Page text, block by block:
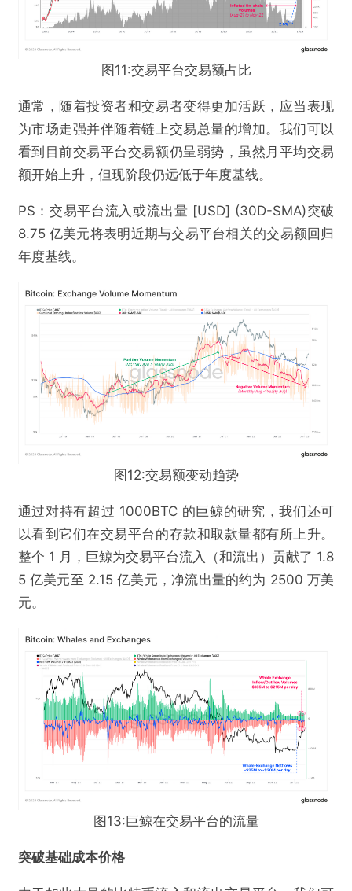
图11:交易平台交易额占比
通常，随着投资者和交易者变得更加活跃，应当表现
为市场走强并伴随着链上交易总量的增加。我们可以
看到目前交易平台交易额仍呈弱势，虽然月平均交易
额开始上升，但现阶段仍远低于年度基线。
PS：交易平台流入或流出量 [USD] (30D-SMA)突破
8.75 亿美元将表明近期与交易平台相关的交易额回归
年度基线。
图12:交易额变动趋势
通过对持有超过 1000BTC 的巨鲸的研究，我们还可
以看到它们在交易平台的存款和取款量都有所上升。
整个 1 月，巨鲸为交易平台流入（和流出）贡献了 1.8
5 亿美元至 2.15 亿美元，净流出量的约为 2500 万美
元。
图13:巨鲸在交易平台的流量
突破基础成本价格